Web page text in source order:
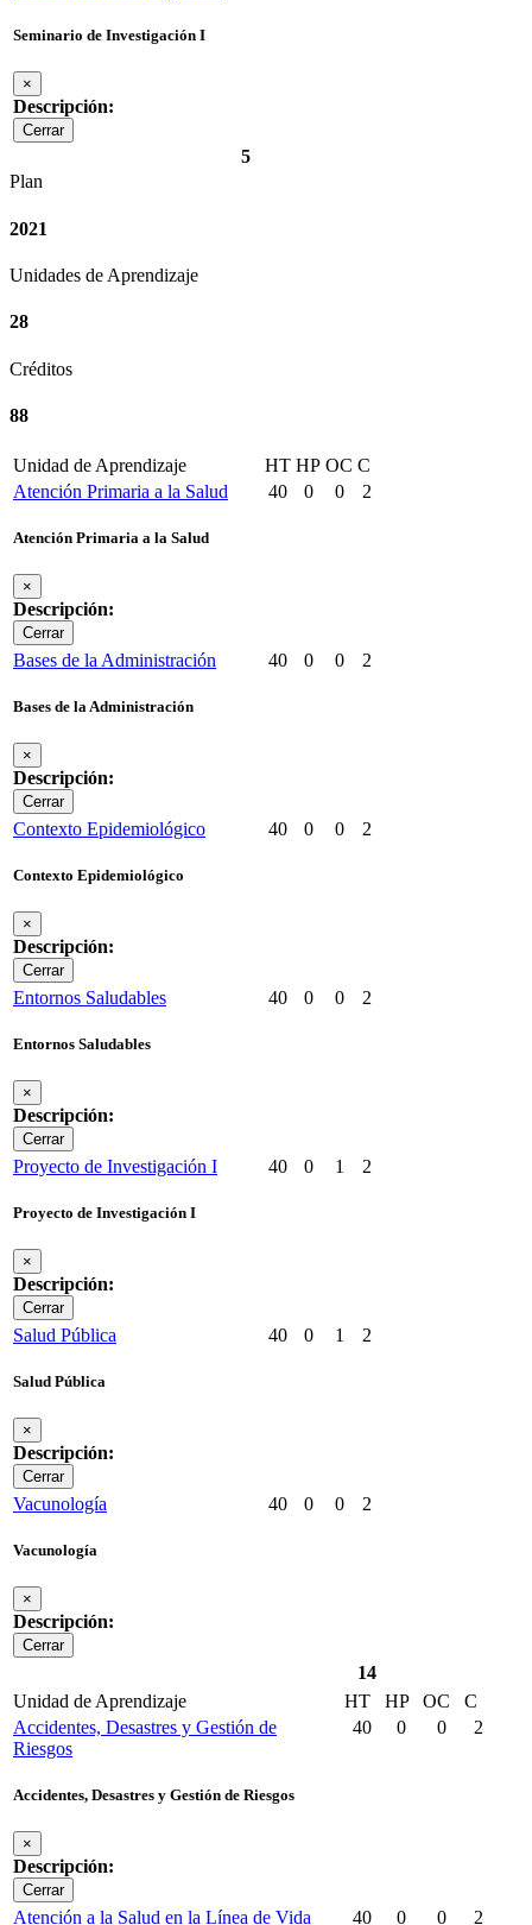
Seminario de Investigación I
×
Descripción:
Cerrar
5
Plan
2021
Unidades de Aprendizaje
28
Créditos
88
Unidad de Aprendizaje HT HP OC C
Atención Primaria a la Salud
Atención Primaria a la Salud
×
Descripción:
Cerrar
40 0 0 2
Bases de la Administración
Bases de la Administración
×
Descripción:
Cerrar
40 0 0 2
Contexto Epidemiológico
Contexto Epidemiológico
×
Descripción:
Cerrar
40 0 0 2
Entornos Saludables
Entornos Saludables
×
Descripción:
Cerrar
40 0 0 2
Proyecto de Investigación I
Proyecto de Investigación I
×
Descripción:
Cerrar
40 0 1 2
Salud Pública
Salud Pública
×
Descripción:
Cerrar
40 0 1 2
Vacunología
Vacunología
×
Descripción:
Cerrar
40 0 0 2
14
Unidad de Aprendizaje
HT HP OC
C
Accidentes, Desastres y Gestión de
Riesgos
Accidentes, Desastres y Gestión de Riesgos
×
Descripción:
Cerrar
40 0 0 2
Atención a la Salud en la Línea de Vida 40 0 0 2